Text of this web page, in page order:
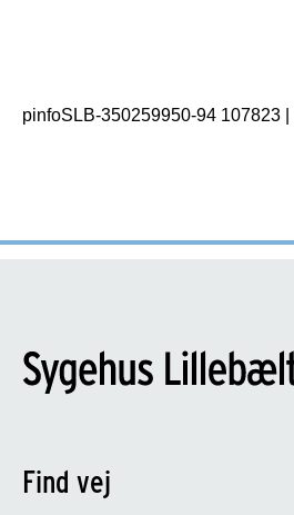
pinfoSLB-350259950-94 107823
Find vej